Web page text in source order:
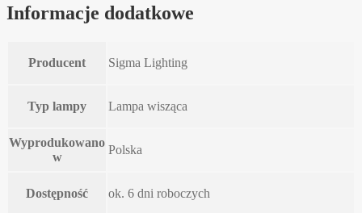
Informacje dodatkowe
Producent Sigma Lighting
Typ lampy Lampa wisząca
Wyprodukowano
w
Polska
Dostępność ok. 6 dni roboczych